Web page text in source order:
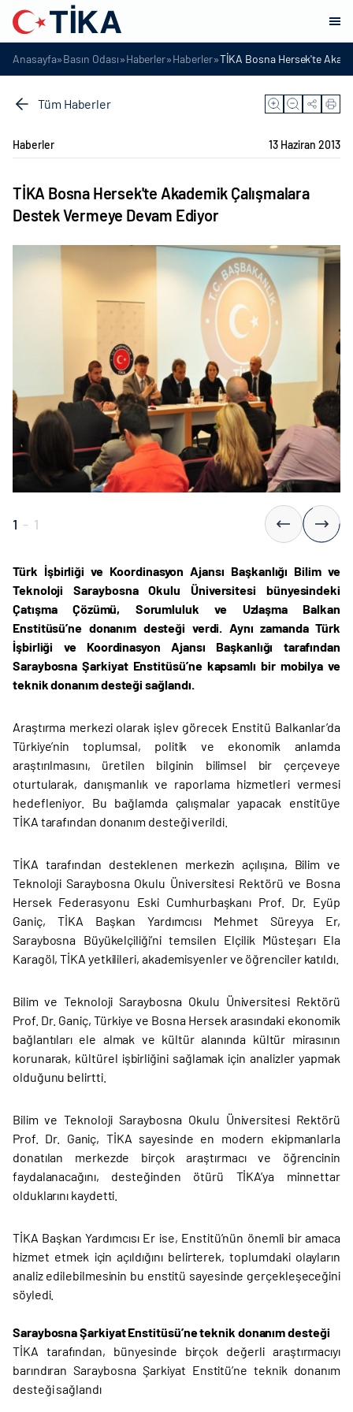
Anasayfa»Basın Odası»Haberler»Haberler»TİKA Bosna Hersek'te
Tüm Haberler
Haberler 13 Haziran 2013
TİKA Bosna Hersek'te Akademik Çalışmalara
Destek Vermeye Devam Ediyor
1 - 1
Türk İşbirliği ve Koordinasyon Ajansı Başkanlığı Bilim ve
Teknoloji Saraybosna Okulu Üniversitesi bünyesindeki
Çatışma Çözümü, Sorumluluk ve Uzlaşma Balkan
Enstitüsü’ne donanım desteği verdi. Aynı zamanda Türk
İşbirliği ve Koordinasyon Ajansı Başkanlığı tarafından
Saraybosna Şarkiyat Enstitüsü’ne kapsamlı bir mobilya ve
teknik donanım desteği sağlandı.
Araştırma merkezi olarak işlev görecek Enstitü Balkanlar’da
Türkiye’nin toplumsal, politik ve ekonomik anlamda
araştırılmasını, üretilen bilginin bilimsel bir çerçeveye
oturtularak, danışmanlık ve raporlama hizmetleri vermesi
hedefleniyor. Bu bağlamda çalışmalar yapacak enstitüye
TİKA tarafından donanım desteği verildi.
TİKA tarafından desteklenen merkezin açılışına, Bilim ve
Teknoloji Saraybosna Okulu Üniversitesi Rektörü ve Bosna
Hersek Federasyonu Eski Cumhurbaşkanı Prof. Dr. Eyüp
Ganiç, TİKA Başkan Yardımcısı Mehmet Süreyya Er,
Saraybosna Büyükelçiliği’ni temsilen Elçilik Müsteşarı Ela
Karagöl, TİKA yetkilileri, akademisyenler ve öğrenciler katıldı.
Bilim ve Teknoloji Saraybosna Okulu Üniversitesi Rektörü
Prof. Dr. Ganiç, Türkiye ve Bosna Hersek arasındaki ekonomik
bağlantıları ele almak ve kültür alanında kültür mirasının
korunarak, kültürel işbirliğini sağlamak için analizler yapmak
olduğunu belirtti.
Bilim ve Teknoloji Saraybosna Okulu Üniversitesi Rektörü
Prof. Dr. Ganiç, TİKA sayesinde en modern ekipmanlarla
donatılan merkezde birçok araştırmacı ve öğrencinin
faydalanacağını, desteğinden ötürü TİKA’ya minnettar
olduklarını kaydetti.
TİKA Başkan Yardımcısı Er ise, Enstitü’nün önemli bir amaca
hizmet etmek için açıldığını belirterek, toplumdaki olayların
analiz edilebilmesinin bu enstitü sayesinde gerçekleşeceğini
söyledi.
Saraybosna Şarkiyat Enstitüsü’ne teknik donanım desteği
TİKA tarafından, bünyesinde birçok değerli araştırmacıyı
barındıran Saraybosna Şarkiyat Enstitü’ne teknik donanım
desteği sağlandı